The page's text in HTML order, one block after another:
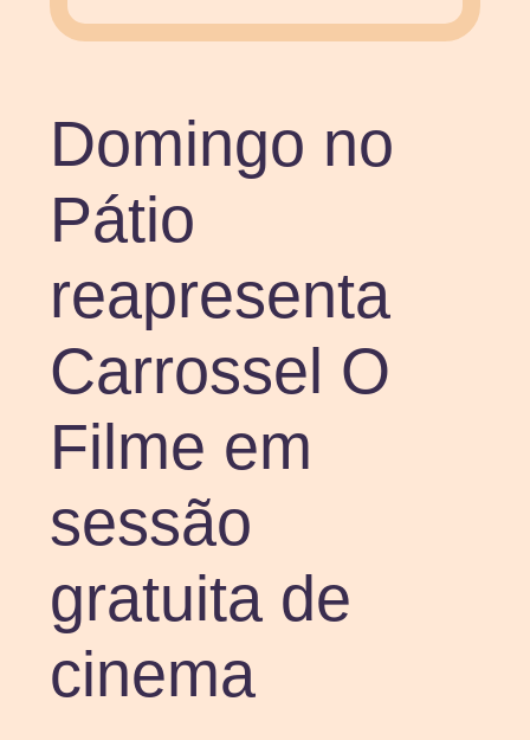
Domingo no
Pátio
reapresenta
Carrossel O
Filme em
sessão
gratuita de
cinema